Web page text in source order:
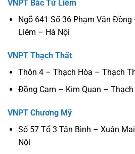
VNPT Bắc Từ Liêm
Ngõ 641 Số 36 Phạm Văn
Liêm – Hà Nội
VNPT Thạch Thất
Thôn 4 – Thạch Hòa – Thạch
Đồng Cam – Kim Quan – Thạch
VNPT Chương Mỹ
Số 57 Tổ 3 Tân Bình – Xuân
Nội